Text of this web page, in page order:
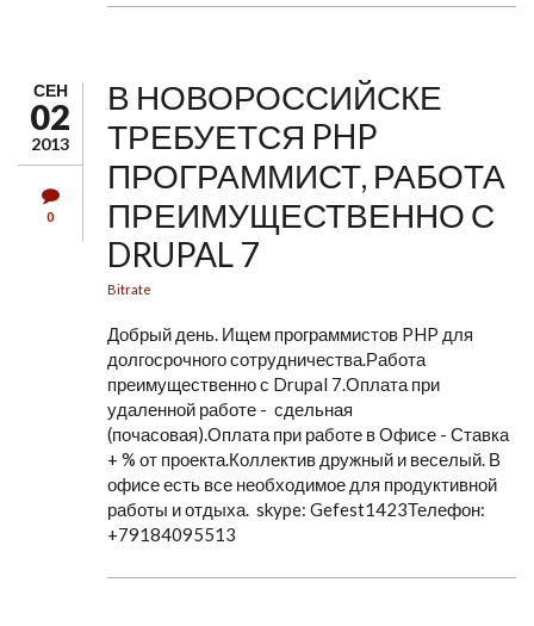
СЕН
02
2013
0
В НОВОРОССИЙСКЕ
ТРЕБУЕТСЯ PHP
ПРОГРАММИСТ, РАБОТА
ПРЕИМУЩЕСТВЕННО С
DRUPAL 7
Bitrate
Добрый день. Ищем программистов PHP для
долгосрочного сотрудничества.Работа
преимущественно с Drupal 7.Оплата при
удаленной работе - сдельная
(почасовая).Оплата при работе в Офисе - Ставка
+ % от проекта.Коллектив дружный и веселый. В
офисе есть все необходимое для продуктивной
работы и отдыха. skype: Gefest1423Телефон:
+79184095513